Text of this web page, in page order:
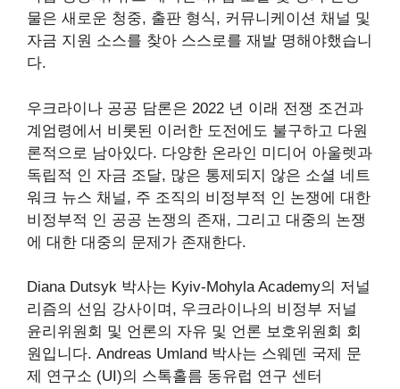
물은 새로운 청중, 출판 형식, 커뮤니케이션 채널 및
자금 지원 소스를 찾아 스스로를 재발 명해야했습니
다.
우크라이나 공공 담론은 2022 년 이래 전쟁 조건과
계엄령에서 비롯된 이러한 도전에도 불구하고 다원
론적으로 남아있다. 다양한 온라인 미디어 아울렛과
독립적 인 자금 조달, 많은 통제되지 않은 소셜 네트
워크 뉴스 채널, 주 조직의 비정부적 인 논쟁에 대한
비정부적 인 공공 논쟁의 존재, 그리고 대중의 논쟁
에 대한 대중의 문제가 존재한다.
Diana Dutsyk 박사는 Kyiv-Mohyla Academy의 저널
리즘의 선임 강사이며, 우크라이나의 비정부 저널
윤리위원회 및 언론의 자유 및 언론 보호위원회 회
원입니다. Andreas Umland 박사는 스웨덴 국제 문
제 연구소 (UI)의 스톡홀름 동유럽 연구 센터